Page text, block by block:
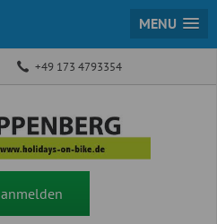
MENU
+49 173 4793354